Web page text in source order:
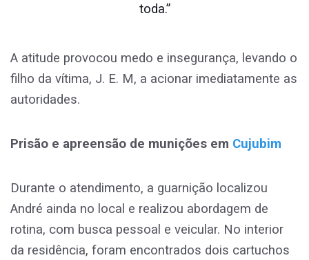
toda.”
A atitude provocou medo e insegurança, levando o
filho da vítima, J. E. M, a acionar imediatamente as
autoridades.
Prisão e apreensão de munições em Cujubim
Durante o atendimento, a guarnição localizou
André ainda no local e realizou abordagem de
rotina, com busca pessoal e veicular. No interior
da residência, foram encontrados dois cartuchos